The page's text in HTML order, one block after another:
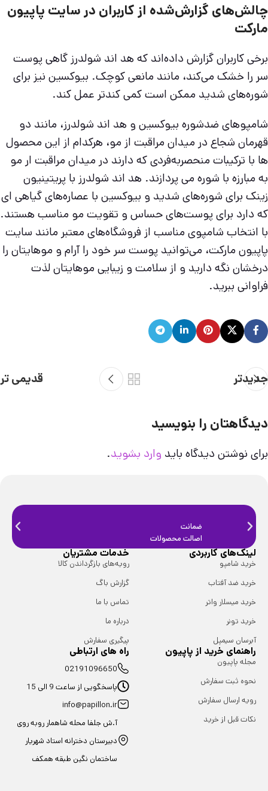
چالش‌های گزارش‌شده از کاربران در سایت پاپیون
مارکت
برخی کاربران گزارش داده‌اند که هد اند شولدرز گاهی پوست
سر را خشک می‌کند، مانند مانعی کوچک. بیوکسین نیز برای
شوره‌های شدید ممکن است کمی کندتر عمل کند.
شامپوهای ضدشوره بیوکسین و هد اند شولدرز، مانند دو
قهرمان شجاع در میدان مراقبت از مو، هرکدام از این محصول
ها با ترکیبات منحصربه‌فردی که دارند در میدان مراقبت ار مو
به مبارزه با شوره می پردازند. هد اند شولدرز با پریتینیون
زینک برای شوره‌های شدید و بیوکسین با عصاره‌های گیاهی ای
که دارد برای پوست‌های حساس و تقویت مو مناسب‌ هستند.
با انتخاب شامپوی مناسب از فروشگاه‌های معتبر مانند سایت
پاپیون مارکت، می‌توانید پوست سر خود را آرام و موهایتان را
درخشان نگه دارید و از سلامت و زیبایی موهایتان لذت
فراوانی ببرید.
جدیدتر قدیمی تر
دیدگاهتان را بنویسید
برای نوشتن دیدگاه باید وارد بشوید.
ضمانت
اصالت محصولات
لینک‌های کاربردی
خرید شامپو
خرید ضد آفتاب
خرید میسلار واتر
خرید تونر
آبرسان سیمپل
خدمات مشتریان
رویه‌های بازگرداندن کالا
گزارش باگ
تماس با ما
درباره ما
پیگیری سفارش
راهنمای خرید از پاپیون
مجله پاپیون
نحوه ثبت سفارش
رویه ارسال سفارش
نکات قبل از خرید
راه های ارتباطی
02191096650
پاسخگویی از ساعت 9 الی 15
info@papillon.ir
آ.ش جلفا محله شاهمار روبه روی
دبیرستان دخترانه استاد شهریار
ساختمان نگین طبقه همکف